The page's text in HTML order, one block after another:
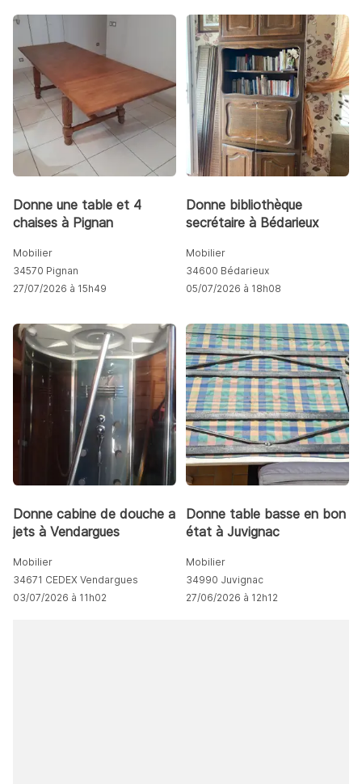
Donne une table et 4
chaises à Pignan
Mobilier
34570 Pignan
27/07/2026 à 15h49
Donne bibliothèque
secrétaire à Bédarieux
Mobilier
34600 Bédarieux
05/07/2026 à 18h08
Donne cabine de douche a
jets à Vendargues
Mobilier
34671 CEDEX Vendargues
03/07/2026 à 11h02
Donne table basse en bon
état à Juvignac
Mobilier
34990 Juvignac
27/06/2026 à 12h12